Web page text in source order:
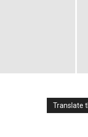
Translate